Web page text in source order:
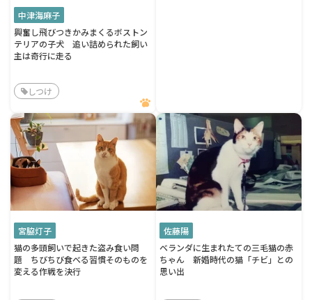
中津海麻子
興奮し飛びつきかみまくるボストン
テリアの子犬 追い詰められた飼い
主は奇行に走る
しつけ
宮脇灯子
猫の多頭飼いで起きた盗み食い問
題 ちびちび食べる習慣そのものを
変える作戦を決行
佐藤陽
ベランダに生まれたての三毛猫の赤
ちゃん 新婚時代の猫「チビ」との
思い出